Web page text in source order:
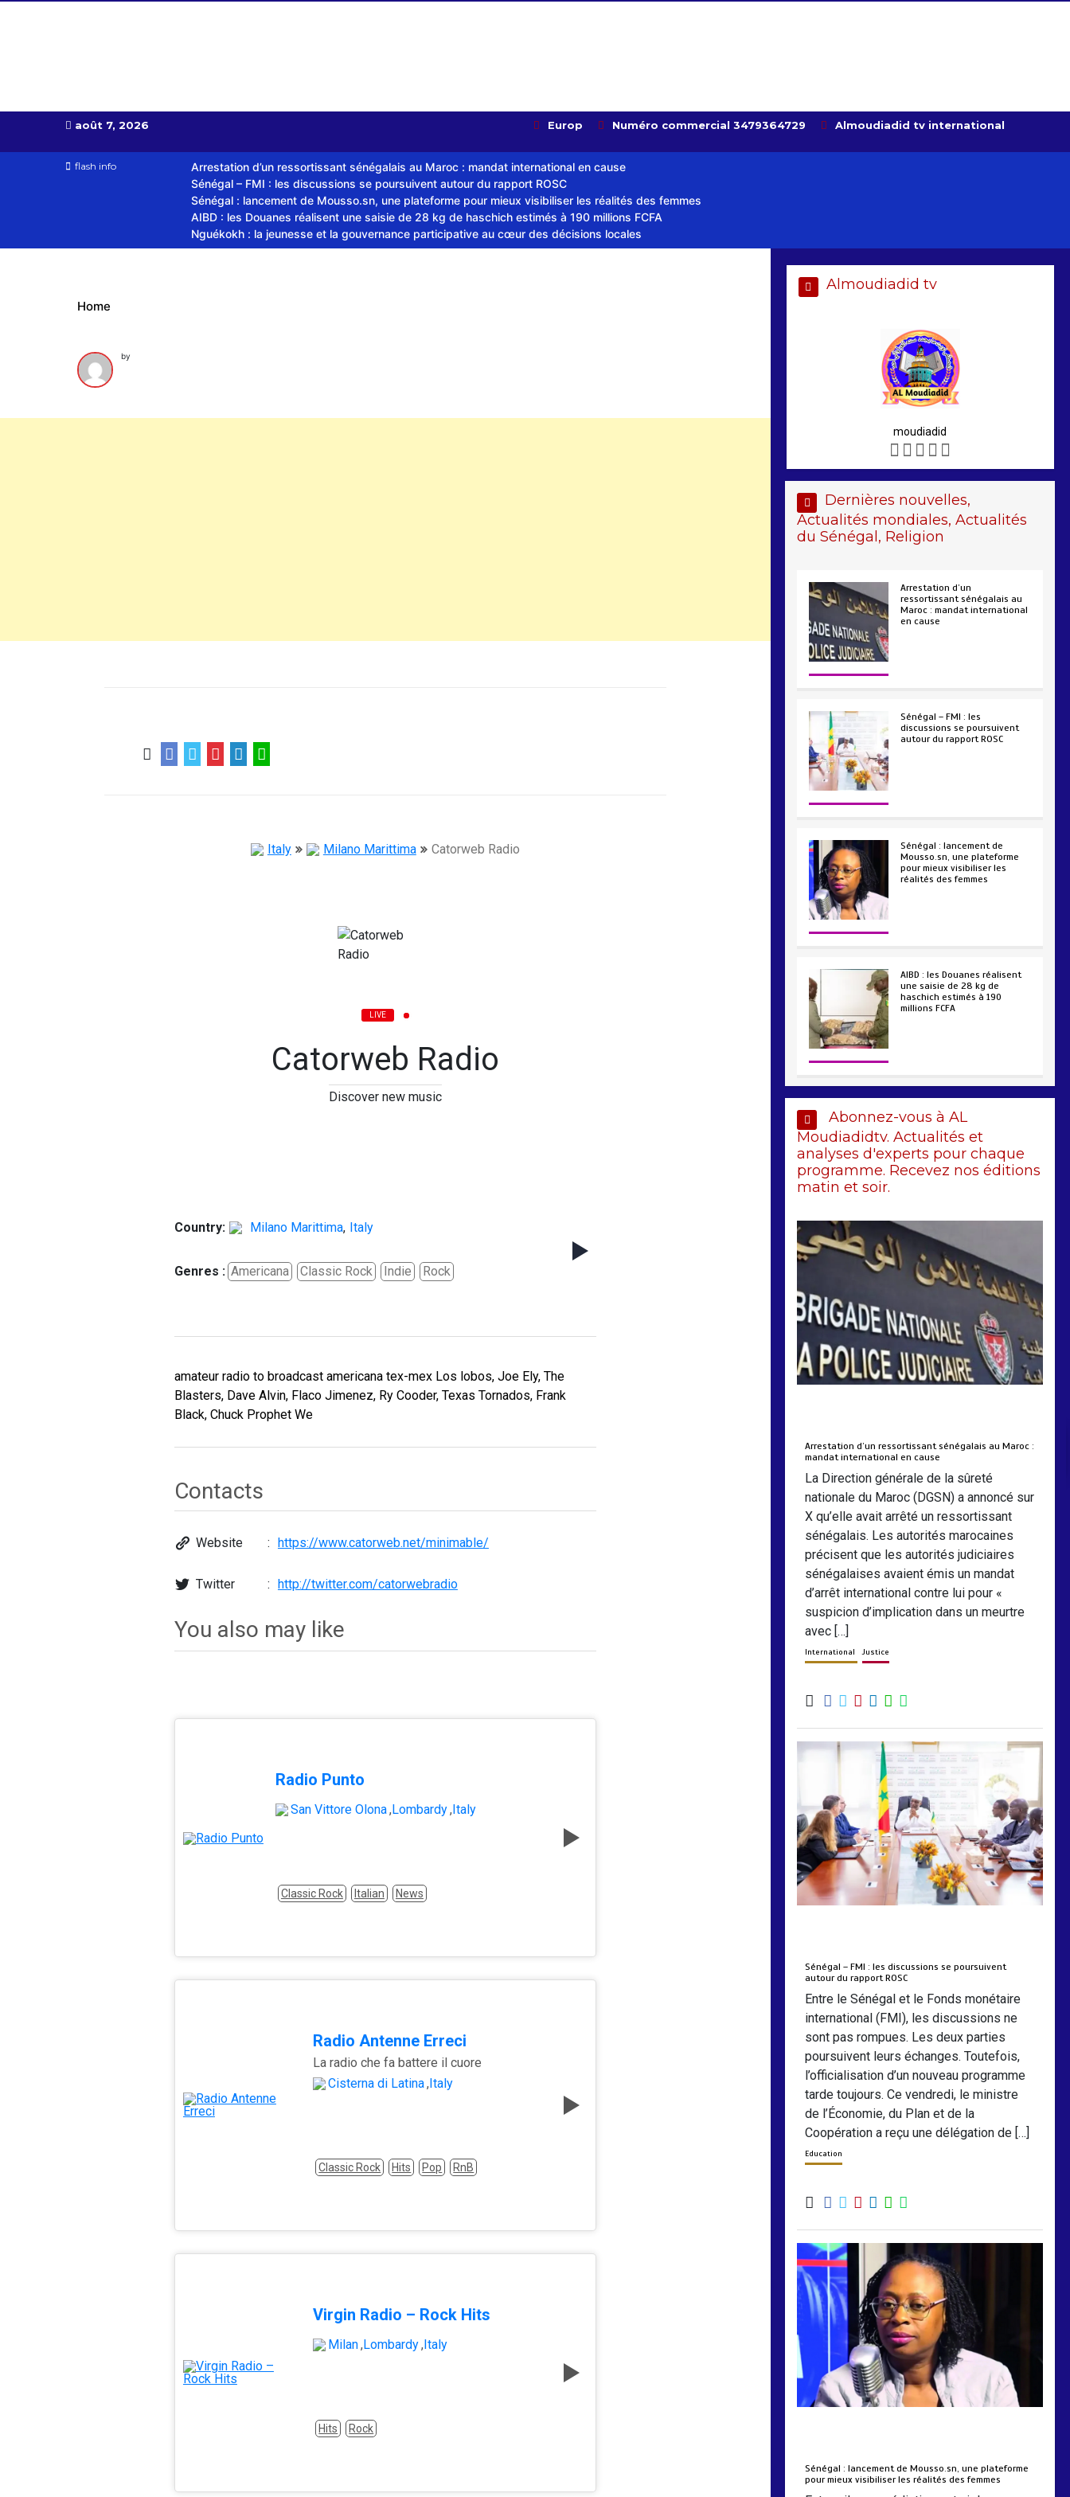
août 7, 2026 Europ Numéro commercial 3479364729 Almoudiadid tv international
flash info
Arrestation d’un ressortissant sénégalais au Maroc : mandat international en cause
Sénégal – FMI : les discussions se poursuivent autour du rapport ROSC
Sénégal : lancement de Mousso.sn, une plateforme pour mieux visibiliser les réalités des femmes
AIBD : les Douanes réalisent une saisie de 28 kg de haschich estimés à 190 millions FCFA
Nguékokh : la jeunesse et la gouvernance participative au cœur des décisions locales
Home
by
Italy Milano Marittima Catorweb Radio
LIVE
Catorweb Radio
Discover new music
Country: Milano Marittima, Italy
Genres : Americana Classic Rock Indie Rock
amateur radio to broadcast americana tex-mex Los lobos, Joe Ely, The
Blasters, Dave Alvin, Flaco Jimenez, Ry Cooder, Texas Tornados, Frank
Black, Chuck Prophet We
Contacts
Website https://www.catorweb.net/minimable/
Twitter http://twitter.com/catorwebradio
You also may like
Radio Punto
San Vittore Olona,Lombardy,Italy
Classic Rock Italian News
Radio Antenne Erreci
La radio che fa battere il cuore
Cisterna di Latina, Italy
Classic Rock Hits Pop RnB
Virgin Radio – Rock Hits
Milan,Lombardy, Italy
Hits Rock
Almoudiadid tv
moudiadid
Dernières nouvelles,
Actualités mondiales, Actualités
du Sénégal, Religion
Arrestation d’un
ressortissant sénégalais au
Maroc : mandat international
en cause
Sénégal – FMI : les
discussions se poursuivent
autour du rapport ROSC
Sénégal : lancement de
Mousso.sn, une plateforme
pour mieux visibiliser les
réalités des femmes
AIBD : les Douanes réalisent
une saisie de 28 kg de
haschich estimés à 190
millions FCFA
Abonnez-vous à AL
Moudiadidtv. Actualités et
analyses d'experts pour chaque
programme. Recevez nos éditions
matin et soir.
Arrestation d’un ressortissant sénégalais au Maroc :
mandat international en cause
La Direction générale de la sûreté
nationale du Maroc (DGSN) a annoncé sur
X qu’elle avait arrêté un ressortissant
sénégalais. Les autorités marocaines
précisent que les autorités judiciaires
sénégalaises avaient émis un mandat
d’arrêt international contre lui pour «
suspicion d’implication dans un meurtre
avec […]
International Justice
Sénégal – FMI : les discussions se poursuivent
autour du rapport ROSC
Entre le Sénégal et le Fonds monétaire
international (FMI), les discussions ne
sont pas rompues. Les deux parties
poursuivent leurs échanges. Toutefois,
l’officialisation d’un nouveau programme
tarde toujours. Ce vendredi, le ministre
de l’Économie, du Plan et de la
Coopération a reçu une délégation de […]
Education
Sénégal : lancement de Mousso.sn, une plateforme
pour mieux visibiliser les réalités des femmes